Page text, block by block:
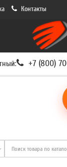
Контакты
+7 (800)